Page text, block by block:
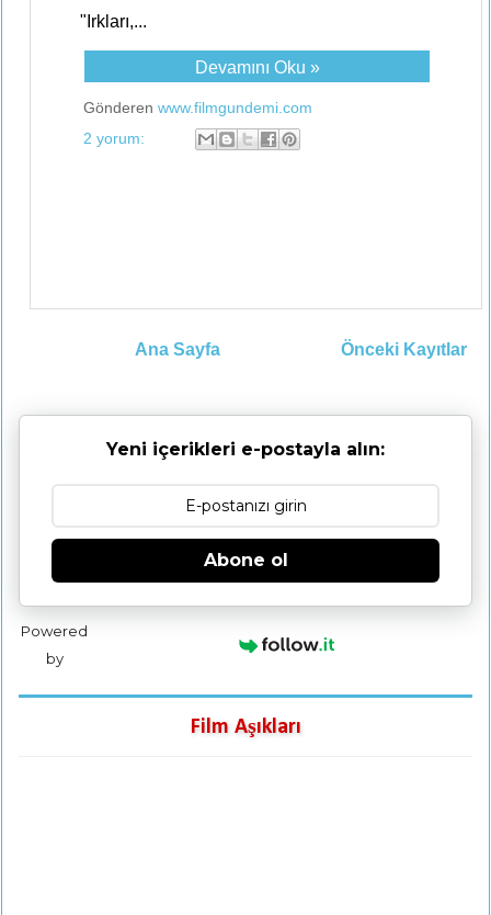
"Irkları,...
Devamını Oku »
Gönderen www.filmgundemi.com
2 yorum:
Önceki Kayıtlar
Ana Sayfa
Yeni içerikleri e-postayla alın:
Abone ol
Powered
by
Film Aşıkları